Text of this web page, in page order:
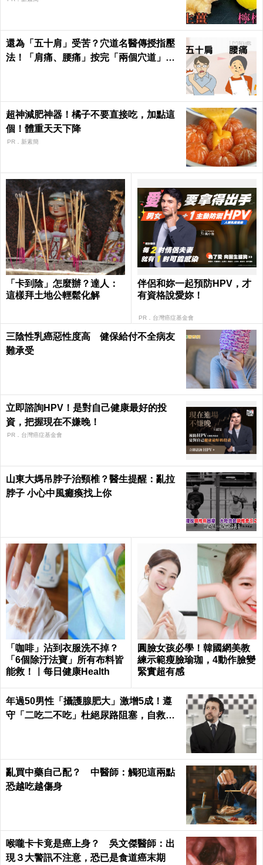
還為「五十肩」受苦？穴道名醫傳授指壓
法！「肩痛、腰痛」按完「兩個穴道」從
超神減肥神器！橘子不要直接吃，加點這
個！體重天天下降
PR．新素簡
「卡到陰」怎麼辦？達人：
這樣拜土地公輕鬆化解
伴侶和妳一起預防HPV，才
有資格說愛妳！
PR．台灣癌症基金會
三陰性乳癌惡性度高 健保給付不全病友
難承受
立即諮詢HPV！是對自己健康最好的投
資，把握現在不嫌晚！
PR．台灣癌症基金會
山東大媽吊脖子治頸椎？醫生提醒：亂拉
脖子 小心中風癱瘓找上你
「咖啡」沾到衣服洗不掉？
「6個除汙法寶」所有布料皆
能救！｜每日健康Health
圓臉女孩必學！韓國網美教
練示範瘦臉瑜珈，4動作臉變
緊實超有感
年過50男性「攝護腺肥大」激增5成！遵
守「二吃二不吃」杜絕尿路阻塞，自救下
亂買中藥自己配？ 中醫師：觸犯這兩點
恐越吃越傷身
喉嚨卡卡竟是癌上身？ 吳文傑醫師：出
現３大警訊不注意，恐已是食道癌末期